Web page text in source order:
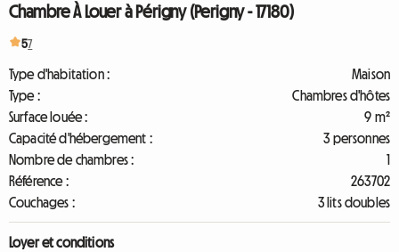
Chambre À Louer à Périgny (Perigny - 17180)
57
Type d'habitation :
Maison
Type :
Chambres d'hôtes
Surface louée :
9 m²
Capacité d'hébergement :
3 personnes
Nombre de chambres :
1
Référence :
263702
Couchages :
3 lits doubles
Loyer et conditions